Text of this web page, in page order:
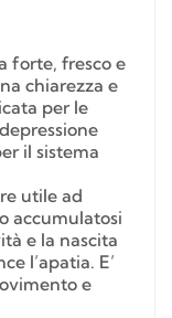
forte, fresco e
chiarezza e
per le
il sistema
utile ad
accumulatosi
e la nascita
l’apatia. E’
e